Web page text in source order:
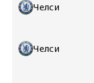
Челси
Челси